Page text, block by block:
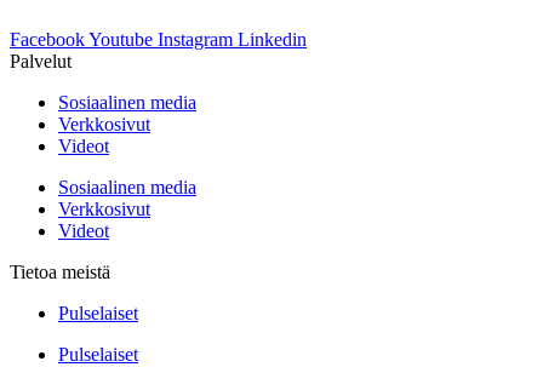
FacebookYoutube Instagram Linkedin
Palvelut
Sosiaalinen media
Verkkosivut
Videot
Sosiaalinen media
Verkkosivut
Videot
Tietoa meistä
Pulselaiset
Pulselaiset